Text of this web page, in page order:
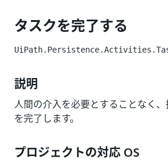
タスクを完了する
説明
人間の介入を必要とすることなく
を完了します。
プロジェクトの対応 OS